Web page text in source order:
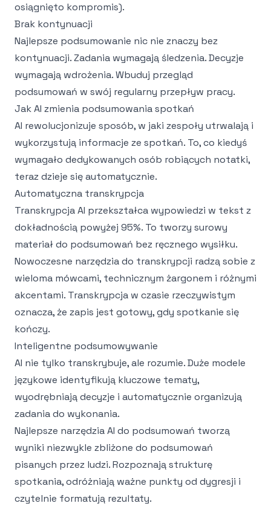
osiągnięto kompromis).
Brak kontynuacji
Najlepsze podsumowanie nic nie znaczy bez
kontynuacji. Zadania wymagają śledzenia. Decyzje
wymagają wdrożenia. Wbuduj przegląd
podsumowań w swój regularny przepływ pracy.
Jak AI zmienia podsumowania spotkań
AI rewolucjonizuje sposób, w jaki zespoły utrwalają i
wykorzystują informacje ze spotkań. To, co kiedyś
wymagało dedykowanych osób robiących notatki,
teraz dzieje się automatycznie.
Automatyczna transkrypcja
Transkrypcja AI przekształca wypowiedzi w tekst z
dokładnością powyżej 95%. To tworzy surowy
materiał do podsumowań bez ręcznego wysiłku.
Nowoczesne narzędzia do transkrypcji radzą sobie z
wieloma mówcami, technicznym żargonem i różnymi
akcentami. Transkrypcja w czasie rzeczywistym
oznacza, że zapis jest gotowy, gdy spotkanie się
kończy.
Inteligentne podsumowywanie
AI nie tylko transkrybuje, ale rozumie. Duże modele
językowe identyfikują kluczowe tematy,
wyodrębniają decyzje i automatycznie organizują
zadania do wykonania.
Najlepsze narzędzia AI do podsumowań tworzą
wyniki niezwykle zbliżone do podsumowań
pisanych przez ludzi. Rozpoznają strukturę
spotkania, odróżniają ważne punkty od dygresji i
czytelnie formatują rezultaty.